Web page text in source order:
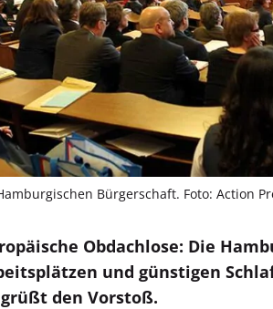
Bürgerschaft. Foto: Action
Obdachlose: Die
und günstigen
den Vorstoß.